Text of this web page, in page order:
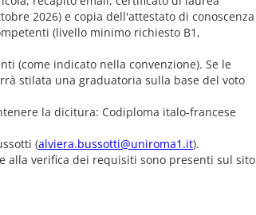
2026) e copia dell'attestato di conoscenza
(livello minimo richiesto B1,
(come indicato nella convenzione). Se le
stilata una graduatoria sulla base del voto
la dicitura: Codiploma italo-francese
(alviera.bussotti@uniroma1.it).
alla verifica dei requisiti sono presenti sul sito